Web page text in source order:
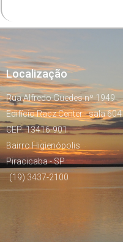
Localização
Rua Alfredo Guedes nº 1949
Edifício Racz Center - sala 604
CEP: 13416-901
Bairro Higienópolis
Piracicaba - SP
(19) 3437-2100